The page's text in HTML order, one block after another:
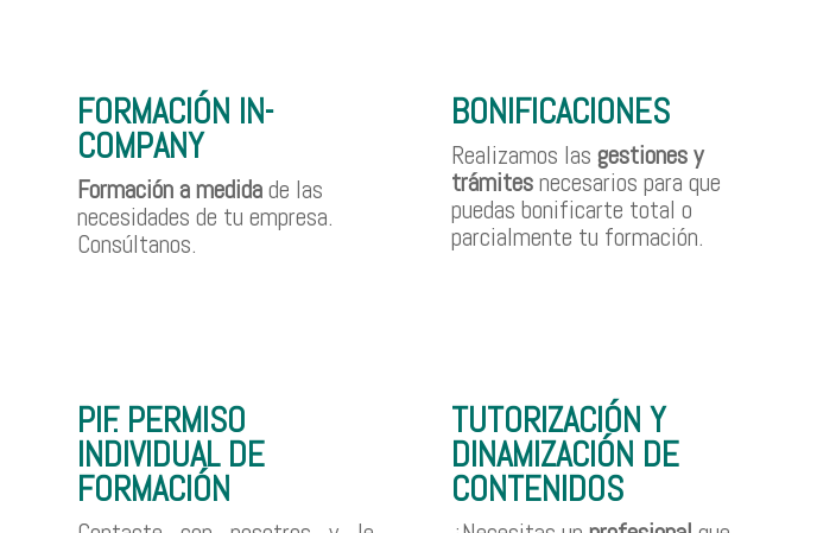
FORMACIÓN IN-
COMPANY
Formación a medidade las
necesidades de tu empresa.
Consúltanos.
BONIFICACIONES
Realizamos lasgestiones y
trámitesnecesarios para que
puedas bonificarte total o
parcialmente tu formación.
PIF. PERMISO
INDIVIDUAL DE
FORMACIÓN
TUTORIZACIÓN Y
DINAMIZACIÓN DE
CONTENIDOS